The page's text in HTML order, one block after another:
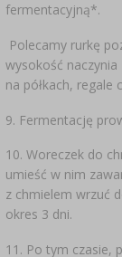
fermentacyjną*.
Polecamy rurkę
wysokość
na półkach, regale
9. Fermentację
10. Woreczek do
umieść w nim
z chmielem wrzuć
okres 3 dni.
11. Po tym czasie,